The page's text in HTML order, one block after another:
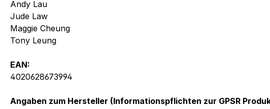
Andy Lau
Jude Law
Maggie Cheung
Tony Leung
EAN:
4020628673994
Angaben zum Hersteller (Informationspflichten zur GPSR